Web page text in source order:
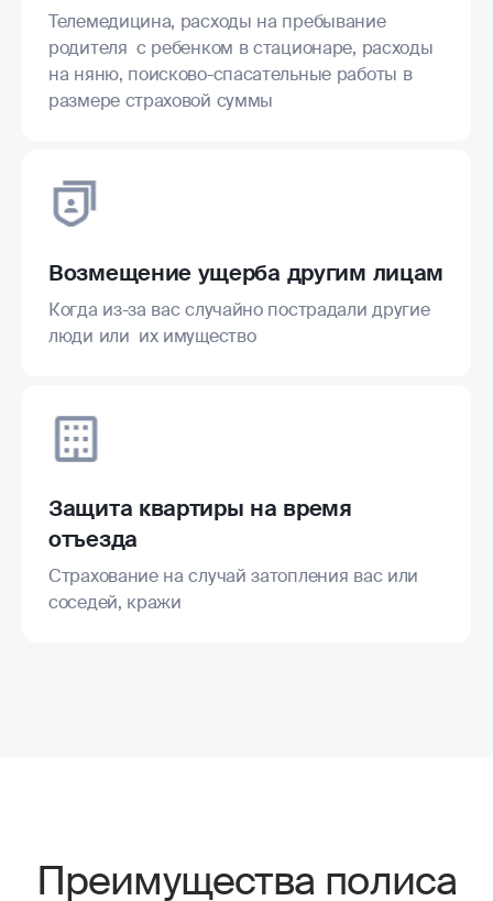
Телемедицина, расходы на пребывание
родителя с ребенком в стационаре, расходы
на няню, поисково-спасательные работы в
размере страховой суммы
Возмещение ущерба другим лицам
Когда из-за вас случайно пострадали другие
люди или их имущество
Защита квартиры на время
отъезда
Страхование на случай затопления вас или
соседей, кражи
Преимущества полиса